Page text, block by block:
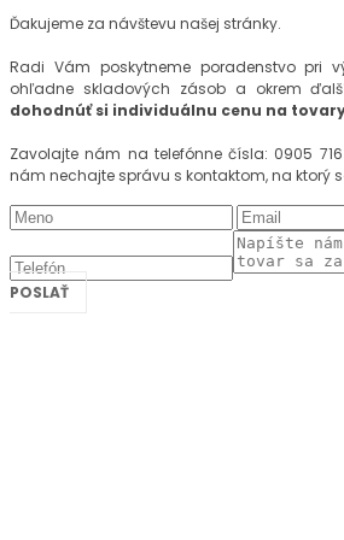
Ďakujeme za návštevu našej stránky.
Radi Vám poskytneme poradenstvo pri
ohľadne skladových zásob a okrem
dohodnúť si individuálnu cenu na
Zavolajte nám na telefónne čísla: 0905 716
nám nechajte správu s kontaktom, na ktorý
POSLAŤ